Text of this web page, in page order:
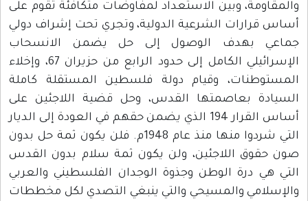
والمقاومة، وبين الاستعداد لمفاوضات متكافئة تقوم على
أساس قرارات الشرعية الدولية، وتجري تحت إشراف دولي
جماعي بهدف الوصول إلى حل يضمن الانسحاب
الإسرائيلي الكامل إلى حدود الرابع من حزيران 67، وإخلاء
المستوطنات، وقيام دولة فلسطين المستقلة كاملة
السيادة بعاصمتها القدس، وحل قضية اللاجئين على
أساس القرار 194 الذي يضمن حقهم في العودة إلى الديار
التي شردوا منها منذ عام 1948م. فلن يكون ثمة حل بدون
صون حقوق اللاجئين، ولن يكون ثمة سلام بدون القدس
التي هي درة الوطن وجذوة الوجدان الفلسطيني والعربي
والإسلامي والمسيحي والتي ينبغي التصدي لكل مخططات